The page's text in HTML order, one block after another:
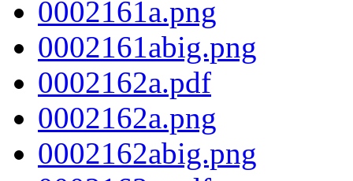
0002161a.png
0002161abig.png
0002162a.pdf
0002162a.png
0002162abig.png